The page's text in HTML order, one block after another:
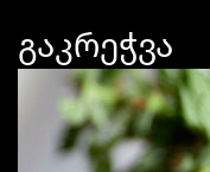
გაკრეჭვა